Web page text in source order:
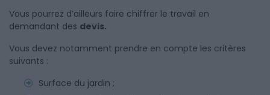
Vous pourrez d’ailleurs faire chiffrer le travail en
demandant des devis.
Vous devez notamment prendre en compte les critères
suivants :
Surface du jardin ;